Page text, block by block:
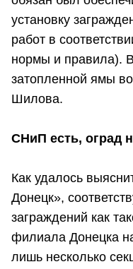
установку
работ в
нормы и правила).
затопленной ямы
Шилова.
СНиП есть, оград
Как удалось
Донецк»,
заграждений как
филиала Донецка
лишь несколько